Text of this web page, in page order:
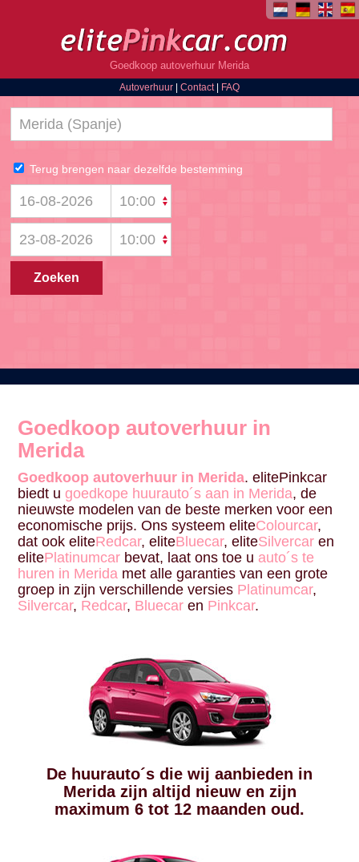
Goedkoop autoverhuur Merida
Autoverhuur
Contact| FAQ
Goedkoop autoverhuur in
Merida
Goedkoop autoverhuur in Merida. elitePinkcar
biedt ugoedkope huurauto´s aan in Merida, de
nieuwste modelen van de beste merken voor een
economische prijs. Ons systeem eliteColourcar,
dat ook eliteRedcar, eliteBluecar, eliteSilvercar en
elitePlatinumcar bevat, laat ons toe u auto´s te
huren in Merida met alle garanties van een grote
groep in zijn verschillende versies Platinumcar,
Silvercar, Redcar, Bluecar en Pinkcar.
De huurauto´s die wij aanbieden in
Merida zijn altijd nieuw en zijn
maximum 6 tot 12 maanden oud.
Terug brengen naar dezelfde bestemming